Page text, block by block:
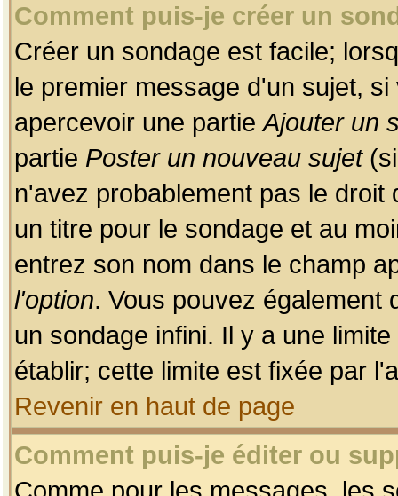
Comment puis-je créer un
Créer un sondage est facile;
le premier message d'un sujet,
apercevoir une partieAjouter un
partie Poster un nouveau sujet(si
n'avez probablement pas le
un titre pour le sondage et au
entrez son nom dans le champ
l'option. Vous pouvez également
un sondage infini. Il y a une
établir; cette limite est fixée par
Revenir en haut de page
Comment puis-je éditer ou